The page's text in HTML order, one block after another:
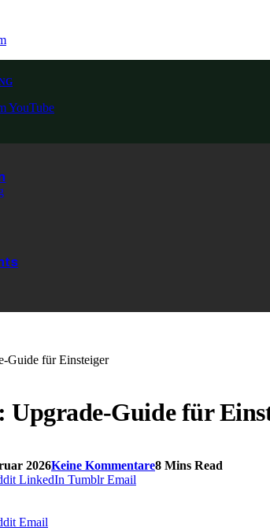
YouTube
Guide für Einsteiger
Guide für
2026Keine Kommentare8 Mins Read
LinkedIn Tumblr Email
Email